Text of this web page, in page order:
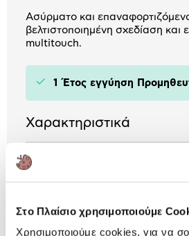
Στο Πλαίσιο χρησιμοποιούμε
Χρησιμοποιούμε cookies, για να
Ασύρματο και
βελτιστοποιημένη σχεδίαση και
multitouch.
1 Έτος εγγύηση
Χαρακτηριστικά
Τεχνολογία Ανάγνωσης:
Μέγιστο Dpi: